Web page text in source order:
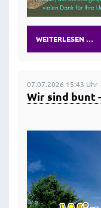
WEITERLESEN …
07.07.2026 15:43 Uhr
Wir sind bunt